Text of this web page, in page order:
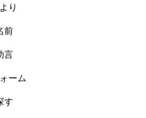
り
前
言
ーム
す